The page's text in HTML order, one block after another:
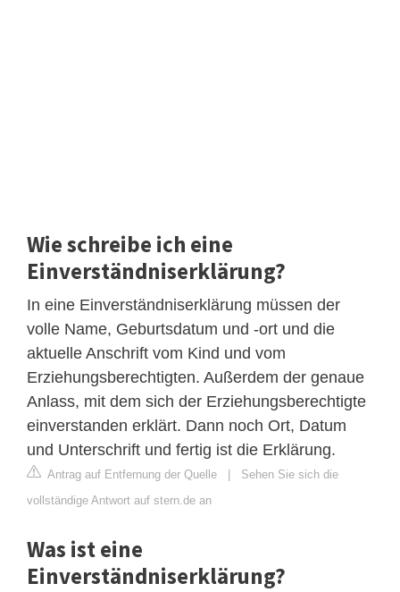
Wie schreibe ich eine
Einverständniserklärung?
In eine Einverständniserklärung müssen der
volle Name, Geburtsdatum und -ort und die
aktuelle Anschrift vom Kind und vom
Erziehungsberechtigten. Außerdem der genaue
Anlass, mit dem sich der Erziehungsberechtigte
einverstanden erklärt. Dann noch Ort, Datum
und Unterschrift und fertig ist die Erklärung.
Antrag auf Entfernung der Quelle
Sehen Sie sich die
vollständige Antwort auf stern.de an
Was ist eine
Einverständniserklärung?